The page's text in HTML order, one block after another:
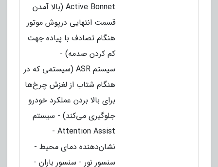
Active Bonnet (بالا آمدن
قسمت انتهایی درپوش موتور
هنگام تصادف با پیاده جهت
کم کردن صدمه) -
سیستم ASR (سیستمی که در
هنگام شتاب از لغزش چرخ‌ها
برای بالا بردن عملکرد خودرو
جلوگیری می‌کند) - سیستم
Attention Assist -
نشان‌دهنده دمای محیط -
سنسور نور - سنسور باران -